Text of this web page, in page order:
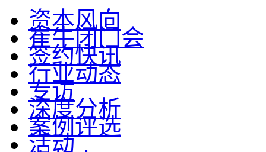
资本风向
崔牛闭门会
签约快讯
行业动态
专访
深度分析
案例评选
活动